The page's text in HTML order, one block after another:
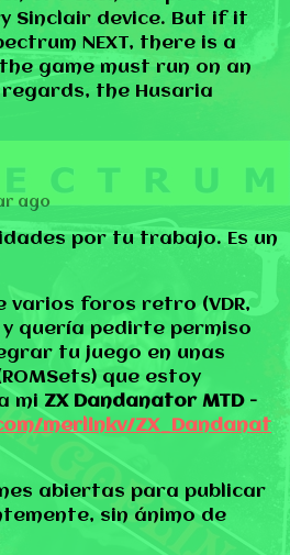
Sinclair device. But if it
NEXT, there is a
game must run on an
the Husaria
ago
por tu trabajo. Es un
varios foros retro (VDR,
y quería pedirte permiso
tu juego en unas
que estoy
mi ZX Dandanator MTD -
merlinkv/ZX_Dandanat
abiertas para publicar
sin ánimo de